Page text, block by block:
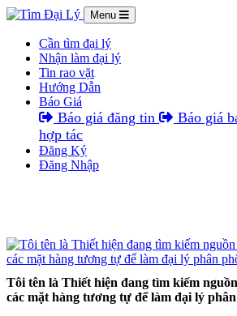
Menu
Cần tìm đại lý
Nhận làm đại lý
Tin rao vặt
Hướng Dẫn
Báo Giá
Báo giá đăng tin Báo giá
hợp tác
Đăng Ký
Đăng Nhập
Tôi tên là Thiết hiện đang tìm kiếm
các mặt hàng tương tự để làm đại lý